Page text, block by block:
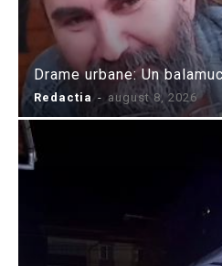
Drame urbane: Un
Redactia - august 8, 2026